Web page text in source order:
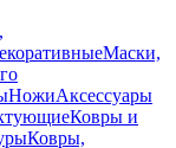
Маски,
НожиАксессуары
Ковры и
Ковры,